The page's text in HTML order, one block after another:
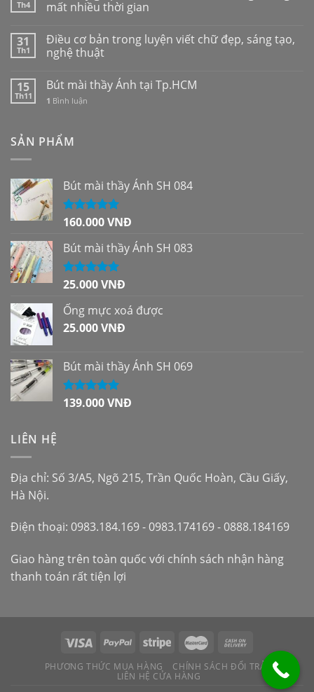
Th4
mất nhiều thời gian
31
Th1
Điều cơ bản trong luyện viết chữ đẹp, sáng tạo,
nghệ thuật
15
Th11
Bút mài thầy Ánh tại Tp.HCM
1 Bình luận
SẢN PHẨM
Bút mài thầy Ánh SH 084
Được xếp
sao
160.000VNĐ
Bút mài thầy Ánh SH 083
Được xếp
sao
25.000VNĐ
Ống mực xoá được
25.000VNĐ
Bút mài thầy Ánh SH 069
Được xếp
139.000VNĐ
LIÊN HỆ
Địa chỉ: Số 3/A5, Ngõ 215, Trần Quốc Hoàn, Cầu Giấy,
Hà Nội.
Điện thoại: 0983.184.169 - 0983.174169 - 0888.184169
Giao hàng trên toàn quốc với chính sách nhận hàng
thanh toán rất tiện lợi
PHƯƠNG THỨC MUA HÀNG
CHÍNH SÁCH ĐỔI TRẢ
LIÊN HỆ CỬA HÀNG